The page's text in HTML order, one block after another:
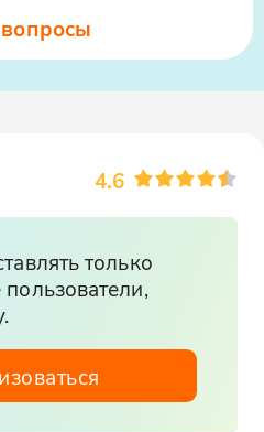
4.6
только